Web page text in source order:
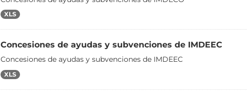
XLS
Concesiones de ayudas y subvenciones de IMDEEC
Concesiones de ayudas y subvenciones de IMDEEC
XLS